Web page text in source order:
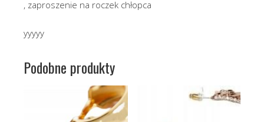
, zaproszenie na roczek chłopca
yyyyy
Podobne produkty